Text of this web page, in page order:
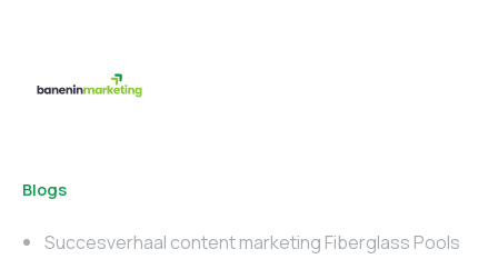
Blogs
Succesverhaal content marketing Fiberglass Pools